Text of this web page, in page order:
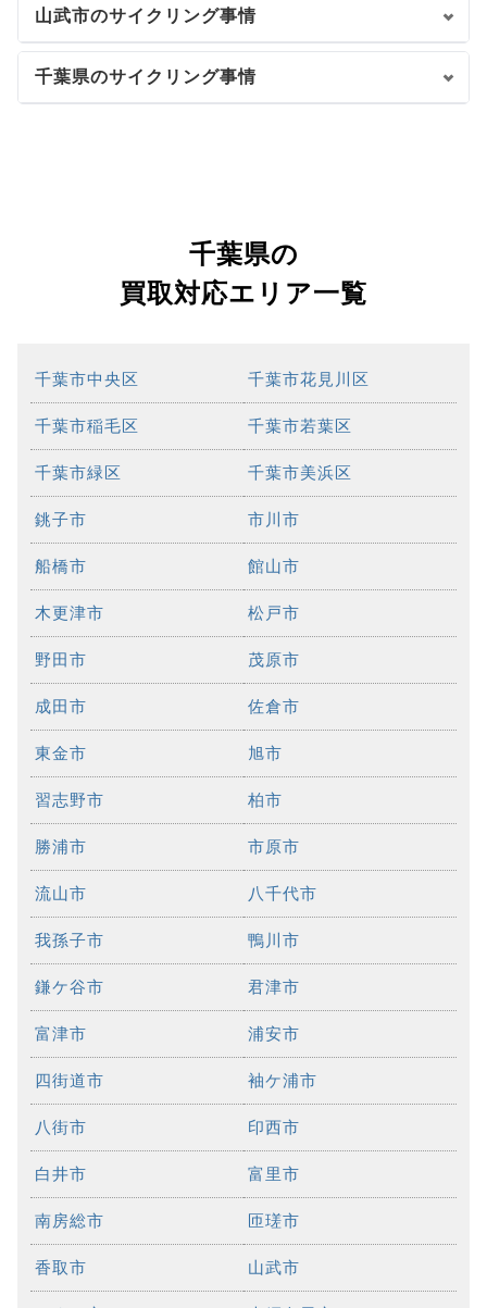
山武市のサイクリング事情
千葉県のサイクリング事情
千葉県の
買取対応エリア一覧
千葉市中央区 千葉市花見川区
千葉市稲毛区 千葉市若葉区
千葉市緑区 千葉市美浜区
銚子市 市川市
船橋市 館山市
木更津市 松戸市
野田市 茂原市
成田市 佐倉市
東金市 旭市
習志野市 柏市
勝浦市 市原市
流山市 八千代市
我孫子市 鴨川市
鎌ケ谷市 君津市
富津市 浦安市
四街道市 袖ケ浦市
八街市 印西市
白井市 富里市
南房総市 匝瑳市
香取市 山武市